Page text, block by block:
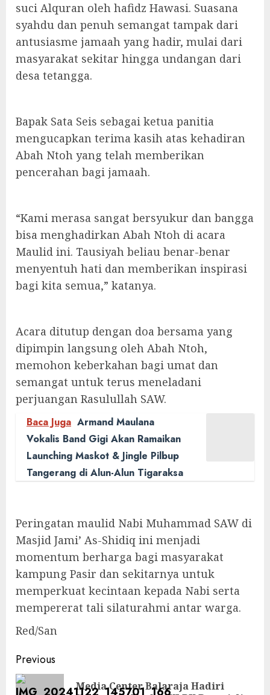
suci Alquran oleh hafidz Hawasi. Suasana
syahdu dan penuh semangat tampak dari
antusiasme jamaah yang hadir, mulai dari
masyarakat sekitar hingga undangan dari
desa tetangga.
Bapak Sata Seis sebagai ketua panitia
mengucapkan terima kasih atas kehadiran
Abah Ntoh yang telah memberikan
pencerahan bagi jamaah.
“Kami merasa sangat bersyukur dan bangga
bisa menghadirkan Abah Ntoh di acara
Maulid ini. Tausiyah beliau benar-benar
menyentuh hati dan memberikan inspirasi
bagi kita semua,” katanya.
Acara ditutup dengan doa bersama yang
dipimpin langsung oleh Abah Ntoh,
memohon keberkahan bagi umat dan
semangat untuk terus meneladani
perjuangan Rasulullah SAW.
Baca Juga Armand Maulana
Vokalis Band Gigi Akan Ramaikan
Launching Maskot & Jingle Pilbup
Tangerang di Alun-Alun Tigaraksa
Peringatan maulid Nabi Muhammad SAW di
Masjid Jami’ As-Shidiq ini menjadi
momentum berharga bagi masyarakat
kampung Pasir dan sekitarnya untuk
memperkuat kecintaan kepada Nabi serta
mempererat tali silaturahmi antar warga.
Red/San
Post
navigation
Previous
Media Center Balaraja Hadiri